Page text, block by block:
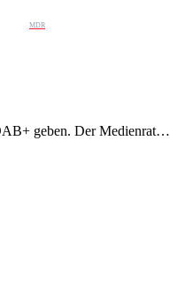
MDR
geben. Der Medienrat…